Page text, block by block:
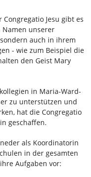
Jesu gibt es
unserer
auch in ihrem
- wie zum Beispiel die
den Geist Mary
in Maria-Ward-
zu unterstützen und
hat die Congregatio
geschaffen.
als Koordinatorin
in der gesamten
Aufgaben vor: